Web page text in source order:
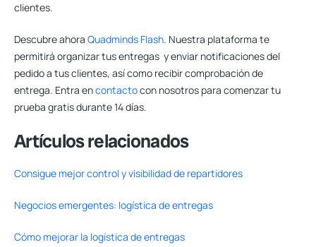
clientes.
Descubre ahora Quadminds Flash. Nuestra plataforma te
permitirá organizar tus entregas y enviar notificaciones del
pedido a tus clientes, así como recibir comprobación de
entrega. Entra encontactocon nosotros para comenzar tu
prueba gratis durante 14 días.
Artículos relacionados
Consigue mejor control y visibilidad de repartidores
Negocios emergentes: logística de entregas
Cómo mejorar la logística de entregas